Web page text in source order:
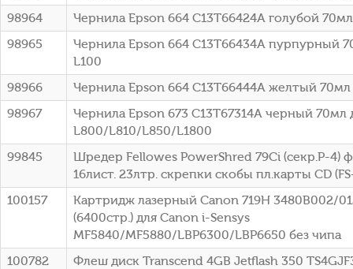
98964
Чернила Epson 664 C13T66424A голубой
98965
Чернила Epson 664 C13T66434A пурпурный
L100
98966
Чернила Epson 664 C13T66444A желтый 70мл
98967
Чернила Epson 673 C13T67314A черный 70мл
L800/L810/L850/L1800
99845
Шредер Fellowes PowerShred 79Ci (секр.P-4)
16лист. 23лтр. скрепки скобы пл.карты CD
100157
Картридж лазерный Canon 719H 3480B002/
(6400стр.) для Canon i-Sensys
MF5840/MF5880/LBP6300/LBP6650 без чипа
100782
Флеш диск Transcend 4GB Jetflash 350